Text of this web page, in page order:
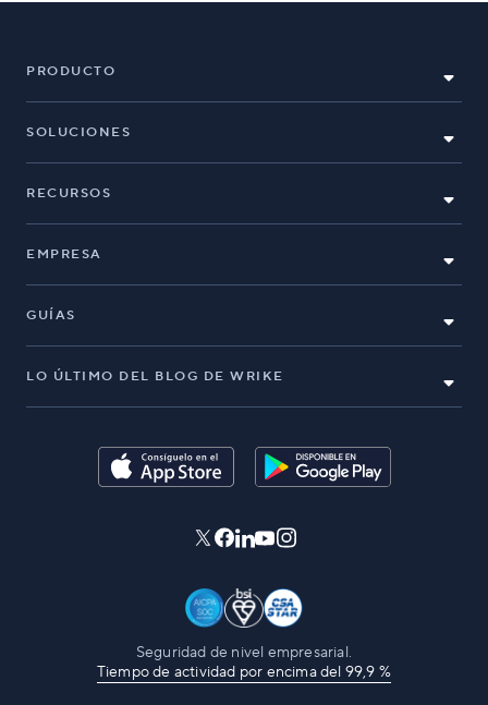
PRODUCTO
SOLUCIONES
RECURSOS
EMPRESA
GUÍAS
LO ÚLTIMO DEL BLOG DE WRIKE
Seguridad de nivel empresarial.
Tiempo de actividad por encima del 99,9 %